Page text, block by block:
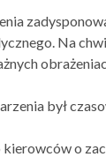
Na
był
kierowców o